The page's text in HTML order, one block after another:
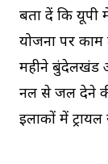
बता दें कि यूपी
योजना पर
महीने बुंदेलखंड
नल से जल देने
इलाकों में